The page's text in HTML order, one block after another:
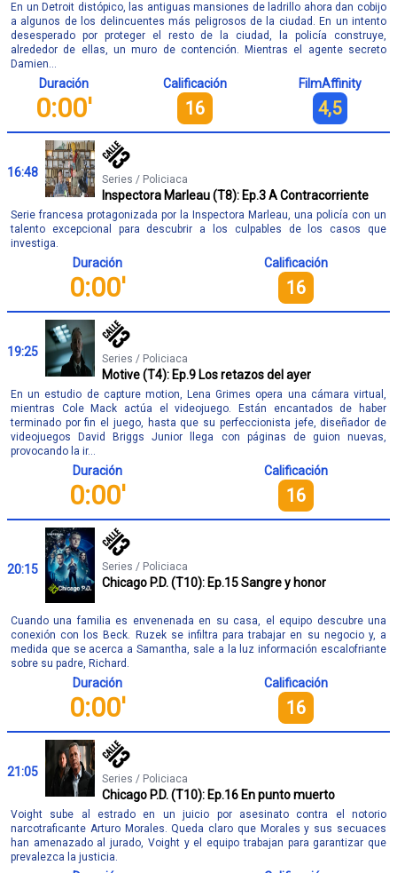
En un Detroit distópico, las antiguas mansiones de ladrillo ahora dan cobijo
a algunos de los delincuentes más peligrosos de la ciudad. En un intento
desesperado por proteger el resto de la ciudad, la policía construye,
alrededor de ellas, un muro de contención. Mientras el agente secreto
Damien...
Duración
0:00'
Calificación
16
FilmAffinity
4,5
16:48 Series / Policiaca
Inspectora Marleau (T8): Ep.3 A Contracorriente
Serie francesa protagonizada por la Inspectora Marleau, una policía con un
talento excepcional para descubrir a los culpables de los casos que
investiga.
Duración
0:00'
Calificación
16
19:25 Series / Policiaca
Motive (T4): Ep.9 Los retazos del ayer
En un estudio de capture motion, Lena Grimes opera una cámara virtual,
mientras Cole Mack actúa el videojuego. Están encantados de haber
terminado por fin el juego, hasta que su perfeccionista jefe, diseñador de
videojuegos David Briggs Junior llega con páginas de guion nuevas,
provocando la ir...
Duración
0:00'
Calificación
16
20:15 Series / Policiaca
Chicago P.D. (T10): Ep.15 Sangre y honor
Cuando una familia es envenenada en su casa, el equipo descubre una
conexión con los Beck. Ruzek se infiltra para trabajar en su negocio y, a
medida que se acerca a Samantha, sale a la luz información escalofriante
sobre su padre, Richard.
Duración
0:00'
Calificación
16
21:05 Series / Policiaca
Chicago P.D. (T10): Ep.16 En punto muerto
Voight sube al estrado en un juicio por asesinato contra el notorio
narcotraficante Arturo Morales. Queda claro que Morales y sus secuaces
han amenazado al jurado, Voight y el equipo trabajan para garantizar que
prevalezca la justicia.